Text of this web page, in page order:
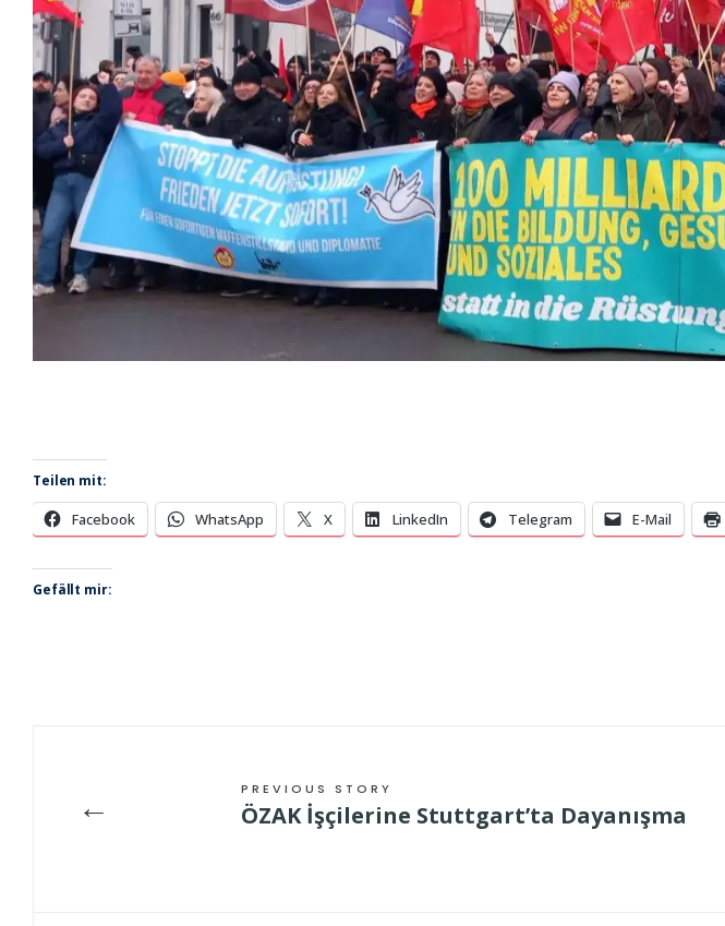
Teilen mit:
Facebook WhatsApp X LinkedIn Telegram E-Mail
Gefällt mir:
← PREVIOUS STORY
ÖZAK İşçilerine Stuttgart’ta Dayanışma